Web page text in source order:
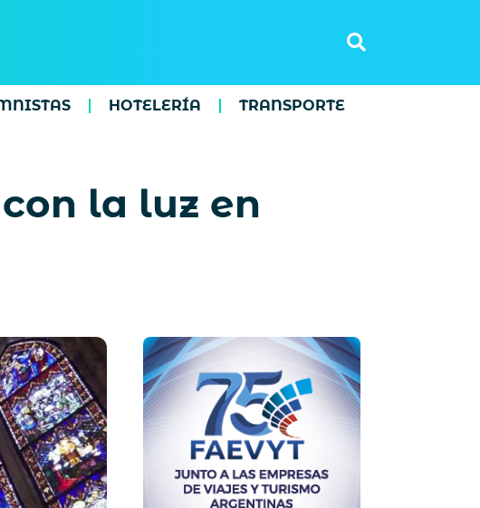
HOTELERÍA TRANSPORTE
la luz en